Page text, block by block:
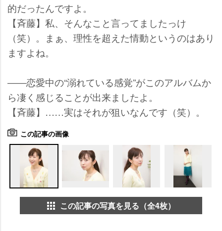
的だったんですよ。
【斉藤】私、そんなこと言ってましたっけ
（笑）。まぁ、理性を超えた情動というのはあり
ますよね。
――恋愛中の“溺れている感覚”がこのアルバムか
ら凄く感じることが出来ましたよ。
【斉藤】……実はそれが狙いなんです（笑）。
この記事の画像
この記事の写真を見る（全4枚）